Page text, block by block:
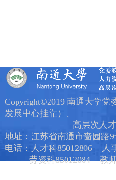
Copyright©2019 南通大学党
发展中心挂靠）、
高层次人才工作
地址：江苏省南通市啬园路9
电话：人才科85012806 人
劳资科85012084 教师发